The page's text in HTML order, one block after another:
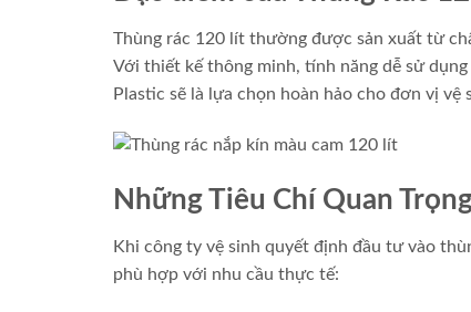
Thùng rác 120 lít thường được sản xuất từ
Với thiết kế thông minh, tính năng dễ sử
Plastic sẽ là lựa chọn hoàn hảo cho đơn vị vệ
Những Tiêu Chí Quan
Khi công ty vệ sinh quyết định đầu tư vào
phù hợp với nhu cầu thực tế: